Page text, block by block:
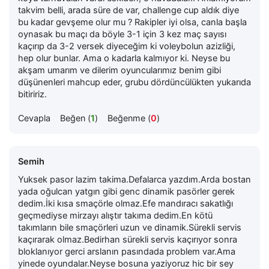
takvim belli, arada süre de var, challenge cup aldık diye
bu kadar gevşeme olur mu ? Rakipler iyi olsa, canla başla
oynasak bu maçı da böyle 3-1 için 3 kez maç sayısı
kaçırıp da 3-2 versek diyeceğim ki voleybolun azizliği,
hep olur bunlar. Ama o kadarla kalmıyor ki. Neyse bu
akşam umarım ve dilerim oyuncularımız benim gibi
düşünenleri mahcup eder, grubu dördüncülükten yukarıda
bitiririz.
Cevapla Beğen (1) Beğenme (0)
Semih
Yuksek pasor lazim takima.Defalarca yazdım.Arda bostan
yada oğulcan yatgın gibi genc dinamik pasörler gerek
dedim.İki kısa smaçörle olmaz.Efe mandıracı sakatlığı
geçmediyse mirzayı alıştır takıma dedim.En kötü
takımların bile smaçörleri uzun ve dinamik.Sürekli servis
kaçırarak olmaz.Bedirhan sürekli servis kaçırıyor sonra
bloklanıyor gerci arslanın pasındada problem var.Ama
yinede oyundalar.Neyse bosuna yaziyoruz hic bir sey